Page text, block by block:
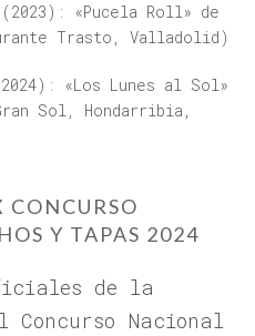
(2023): «Pucela Roll» de
Trasto, Valladolid)
«Los Lunes al Sol»
Sol, Hondarribia,
CONCURSO
Y TAPAS 2024
de la
Concurso Nacional